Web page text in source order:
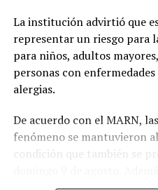
La institución advirtió que
representar un riesgo para
para niños, adultos
personas con
alergias.
De acuerdo con el MARN,
fenómeno se mantuvieron
condición que también se